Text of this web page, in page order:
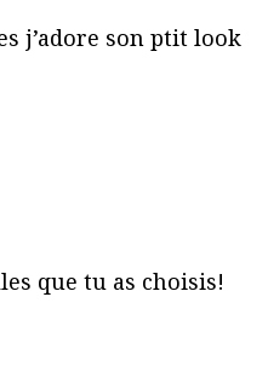
j’adore son ptit look
que tu as choisis!